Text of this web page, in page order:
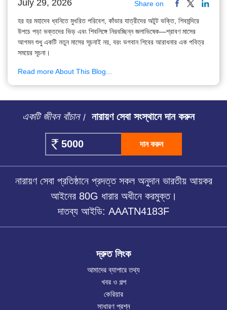
July 29, 2026 Share on
হর হর মহাদেব ধ্বনিতে মুখরিত পরিবেশ, কাঁভার যাত্রীদের অটুট ভক্তি, শিবমন্দিরে
উপচে পড়া ভক্তদের ভিড় এবং শিবলিঙ্গে নিরবচ্ছিন্ন জলাভিষেক—শ্রাবণ মাসের
আগমন শুধু একটি নতুন মাসের সূচনাই নয়, বরং ভগবান শিবের আরাধনার এক পবিত্র
সময়ের সূচনা।
Read more About This Blog...
একটি জীবন বাঁচান। নারায়ণ সেবা সংস্থানে দান করুন
দান করুন
নারায়ণ সেবা প্রতিষ্ঠানে প্রদত্ত সকল অনুদান ভারতীয় আয়কর
আইনের 80G ধারার অধীনে করমুক্ত।
দাতব্য আইডি: AAATN4183F
দ্রুত লিংক
আমাদের ব্যাপারে তথ্য
খবর ও গল্প
কেরিয়ার
সাধারণ প্রশ্ন